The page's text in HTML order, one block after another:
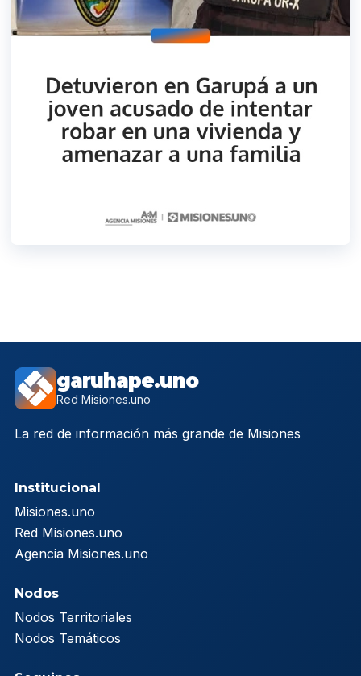
garuhape.uno
Red Misiones.uno
La red de información más grande de Misiones
Institucional
Misiones.uno
Red Misiones.uno
Agencia Misiones.uno
Nodos
Nodos Territoriales
Nodos Temáticos